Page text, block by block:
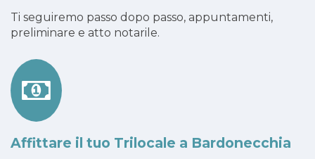
Ti seguiremo passo dopo passo, appuntamenti,
preliminare e atto notarile.
Affittare il tuo Trilocale a Bardonecchia